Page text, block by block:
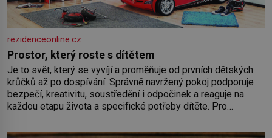
rezidenceonline.cz
Prostor, který roste s dítětem
Je to svět, který se vyvíjí a proměňuje od prvních dětských
krůčků až po dospívání. Správně navržený pokoj podporuje
bezpečí, kreativitu, soustředění i odpočinek a reaguje na
každou etapu života a specifické potřeby dítěte. Pro
by pokoj miminka měl působit především klidně a útulně.